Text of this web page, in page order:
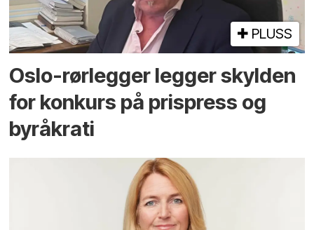
PLUSS
Oslo-rørlegger legger skylden
for konkurs på prispress og
byråkrati